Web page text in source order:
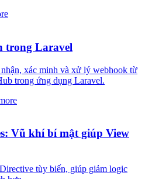
trong Laravel
xác minh và xử lý webhook từ
trong ứng dụng Laravel.
Vũ khí bí mật giúp View
tùy biến, giúp giảm logic